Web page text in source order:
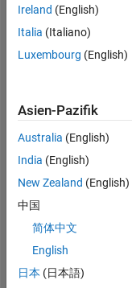
Statistik
All Cody
BEITRÄGE 100
200
300
400
Ireland (English)
Italia (Italiano)
Luxembourg (English)
Asien-Pazifik
Australia (English)
India (English)
New Zealand (English)
中国
简体中文
English
日本 (日本語)